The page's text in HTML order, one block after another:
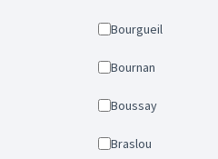
Bourgueil
Bournan
Boussay
Braslou